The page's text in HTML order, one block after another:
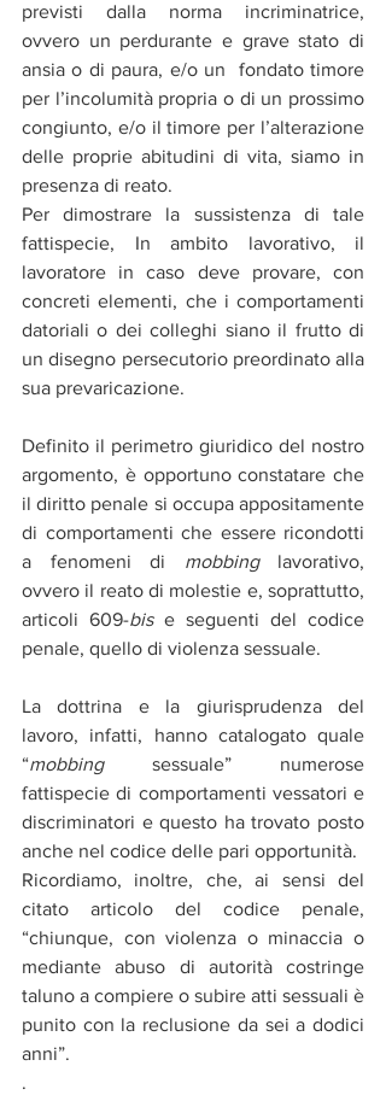
previsti dalla norma incriminatrice,
ovvero un perdurante e grave stato di
ansia o di paura, e/o un  fondato timore
per l’incolumità propria o di un prossimo
congiunto, e/o il timore per l’alterazione
delle proprie abitudini di vita, siamo in
presenza di reato.
Per dimostrare la sussistenza di tale
fattispecie, In ambito lavorativo, il
lavoratore in caso deve provare, con
concreti elementi, che i comportamenti
datoriali o dei colleghi siano il frutto di
un disegno persecutorio preordinato alla
sua prevaricazione.
Definito il perimetro giuridico del nostro
argomento, è opportuno constatare che
il diritto penale si occupa appositamente
di comportamenti che essere ricondotti
a fenomeni di mobbing lavorativo,
ovvero il reato di molestie e, soprattutto,
articoli 609-bis e seguenti del codice
penale, quello di violenza sessuale.
La dottrina e la giurisprudenza del
lavoro, infatti, hanno catalogato quale
“mobbing sessuale” numerose
fattispecie di comportamenti vessatori e
discriminatori e questo ha trovato posto
anche nel codice delle pari opportunità.
Ricordiamo, inoltre, che, ai sensi del
citato articolo del codice penale,
“chiunque, con violenza o minaccia o
mediante abuso di autorità costringe
taluno a compiere o subire atti sessuali è
punito con la reclusione da sei a dodici
anni”.
.